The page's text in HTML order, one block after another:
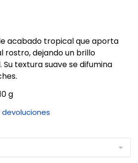
acabado tropical que aporta
rostro, dejando un brillo
textura suave se difumina
g
devoluciones